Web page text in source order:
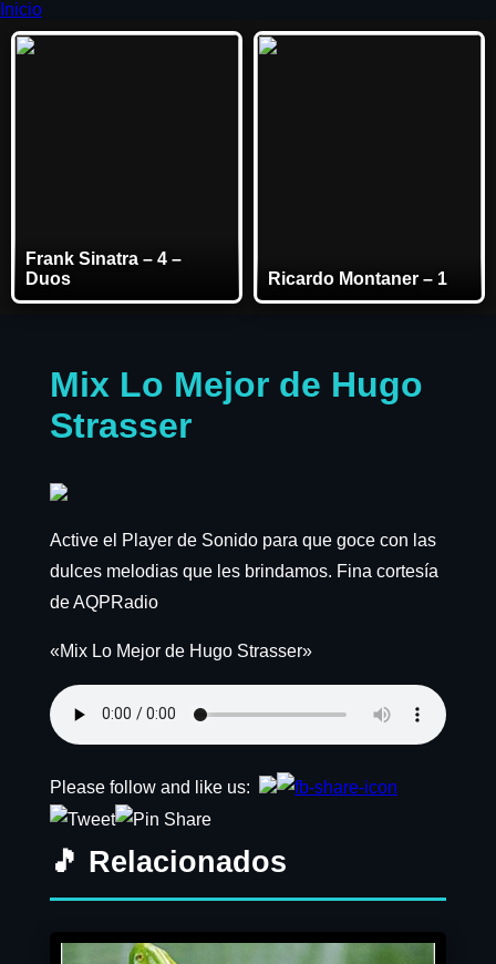
Inicio
Frank Sinatra – 4 –
Duos
Ricardo Montaner – 1
Mix Lo Mejor de Hugo
Strasser
Active el Player de Sonido para que goce con las
dulces melodias que les brindamos. Fina cortesía
de AQPRadio
«Mix Lo Mejor de Hugo Strasser»
Please follow and like us:
🎵 Relacionados